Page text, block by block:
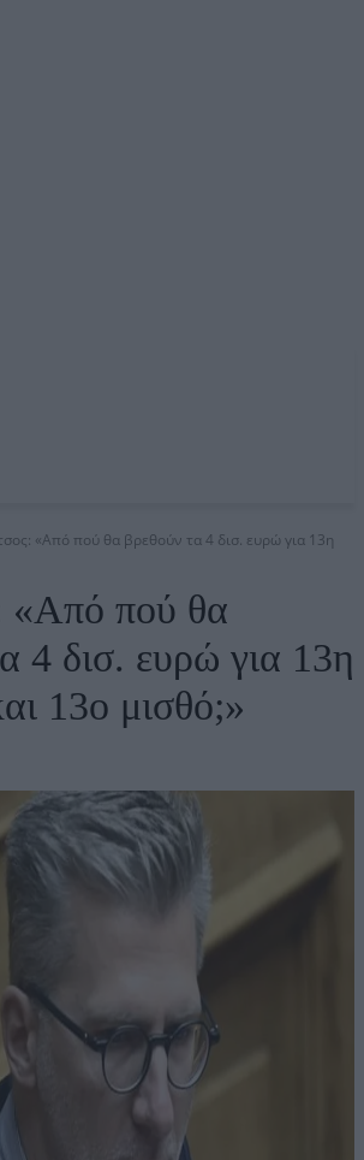
«Από πού θα βρεθούν τα 4 δισ. ευρώ για 13η
«Από πού θα
4 δισ. ευρώ για 13η
13ο μισθό;»